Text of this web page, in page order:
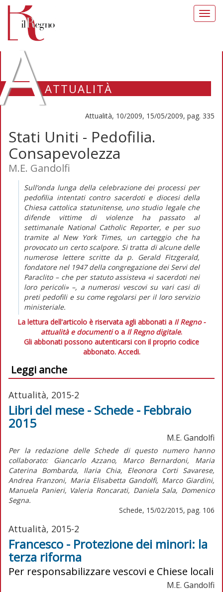
ATTUALITÀ
Attualità, 10/2009, 15/05/2009, pag. 335
Stati Uniti - Pedofilia.
Consapevolezza
M.E. Gandolfi
Sull’onda lunga della celebrazione dei processi per
pedofilia intentati contro sacerdoti e diocesi della
Chiesa cattolica statunitense, uno studio legale che
difende vittime di violenze ha passato al
settimanale National Catholic Reporter, e per suo
tramite al New York Times, un carteggio che ha
provocato un certo scalpore. Si tratta di alcune delle
numerose lettere scritte da p. Gerald Fitzgerald,
fondatore nel 1947 della congregazione dei Servi del
Paraclito – che per statuto assisteva «i sacerdoti nei
loro pericoli» –, a numerosi vescovi su vari casi di
preti pedofili e su come regolarsi per il loro servizio
ministeriale.
La lettura dell'articolo è riservata agli abbonati a Il Regno -
attualità e documentio a Il Regno digitale.
Gli abbonati possono autenticarsi con il proprio codice
abbonato. Accedi.
Leggi anche
Attualità, 2015-2
Libri del mese - Schede - Febbraio
2015
M.E. Gandolfi
Per la redazione delle Schede di questo numero hanno
collaborato: Giancarlo Azzano, Marco Bernardoni, Maria
Caterina Bombarda, Ilaria Chia, Eleonora Corti Savarese,
Andrea Franzoni, Maria Elisabetta Gandolfi, Marco Giardini,
Manuela Panieri, Valeria Roncarati, Daniela Sala, Domenico
Segna.
Schede, 15/02/2015, pag. 106
Attualità, 2015-2
Francesco - Protezione dei minori: la
terza riforma
Per responsabilizzare vescovi e Chiese locali
M.E. Gandolfi